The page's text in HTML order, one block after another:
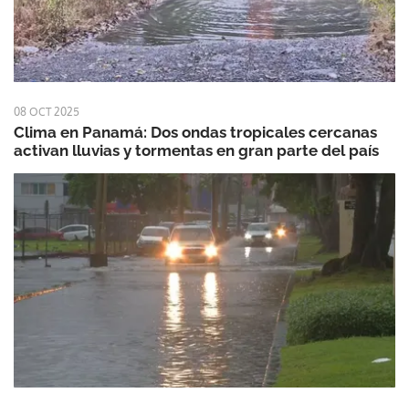
08 OCT 2025
Clima en Panamá: Dos ondas tropicales cercanas
activan lluvias y tormentas en gran parte del país